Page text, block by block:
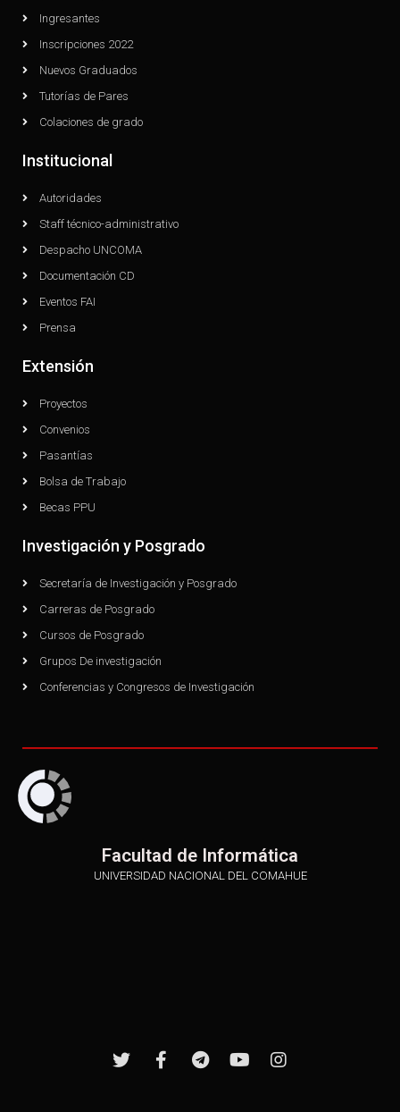
Ingresantes
Inscripciones 2022
Nuevos Graduados
Tutorías de Pares
Colaciones de grado
Institucional
Autoridades
Staff técnico-administrativo
Despacho UNCOMA
Documentación CD
Eventos FAI
Prensa
Extensión
Proyectos
Convenios
Pasantías
Bolsa de Trabajo
Becas PPU
Investigación y Posgrado
Secretaría de Investigación y Posgrado
Carreras de Posgrado
Cursos de Posgrado
Grupos De investigación
Conferencias y Congresos de Investigación
Facultad de Informática
UNIVERSIDAD NACIONAL DEL COMAHUE